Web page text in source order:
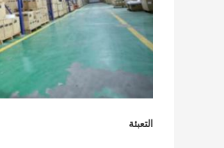
التعبئة